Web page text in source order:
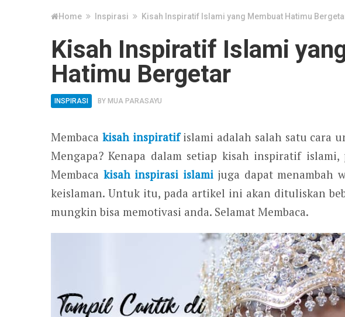
Home Inspirasi Kisah Inspiratif Islami yang Membuat Hatimu
Kisah Inspiratif Islami
Hatimu Bergetar
INSPIRASI BY MUA PARASAYU
Membaca kisah inspiratifislami adalah salah satu cara
Mengapa? Kenapa dalam setiap kisah inspiratif
Membaca kisah inspirasi islamijuga dapat menambah
keislaman. Untuk itu, pada artikel ini akan dituliskan
mungkin bisa memotivasi anda. Selamat Membaca.